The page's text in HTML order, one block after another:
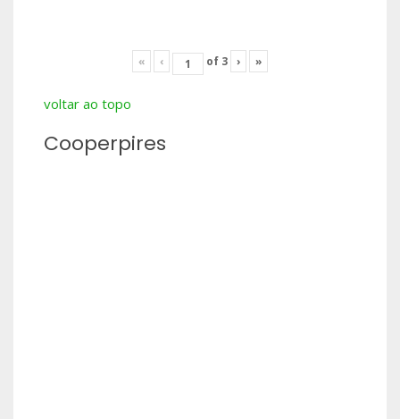
« ‹ of 3 › »
voltar ao topo
Cooperpires